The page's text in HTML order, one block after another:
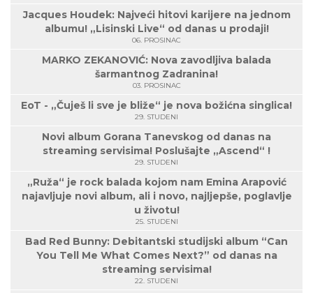
Jacques Houdek: Najveći hitovi karijere na jednom
albumu! „Lisinski Live“ od danas u prodaji!
06. PROSINAC
MARKO ZEKANOVIĆ: Nova zavodljiva balada
šarmantnog Zadranina!
03. PROSINAC
EoT - „Čuješ li sve je bliže“ je nova božićna singlica!
29. STUDENI
Novi album Gorana Tanevskog od danas na
streaming servisima! Poslušajte „Ascend“ !
29. STUDENI
„Ruža“ je rock balada kojom nam Emina Arapović
najavljuje novi album, ali i novo, najljepše, poglavlje
u životu!
25. STUDENI
Bad Red Bunny: Debitantski studijski album “Can
You Tell Me What Comes Next?” od danas na
streaming servisima!
22. STUDENI